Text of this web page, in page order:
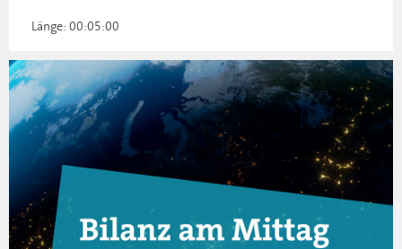
Länge: 00:05:00